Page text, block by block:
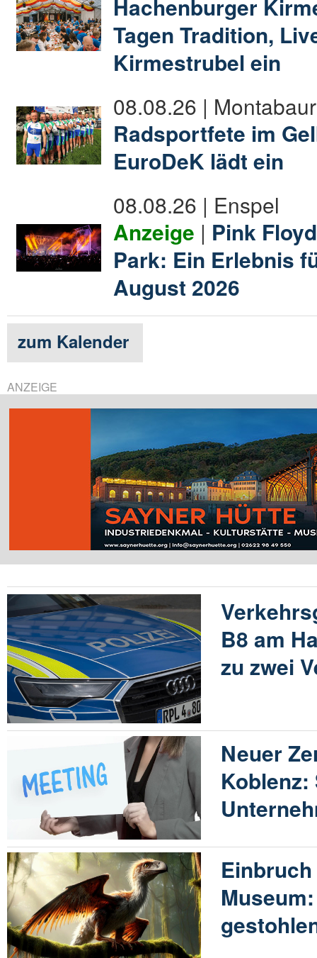
Hachenburger
Tagen Tradition,
Kirmestrubel ein
08.08.26 | Montabaur
Radsportfete im
EuroDeK lädt ein
08.08.26 | Enspel
Anzeige | Pink
Park: Ein Erlebnis
August 2026
zum Kalender
ANZEIGE
B8 am
zu zwei
Neuer